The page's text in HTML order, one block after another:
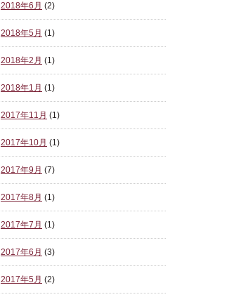
2018年6月 (2)
2018年5月 (1)
2018年2月 (1)
2018年1月 (1)
2017年11月 (1)
2017年10月 (1)
2017年9月 (7)
2017年8月 (1)
2017年7月 (1)
2017年6月 (3)
2017年5月 (2)